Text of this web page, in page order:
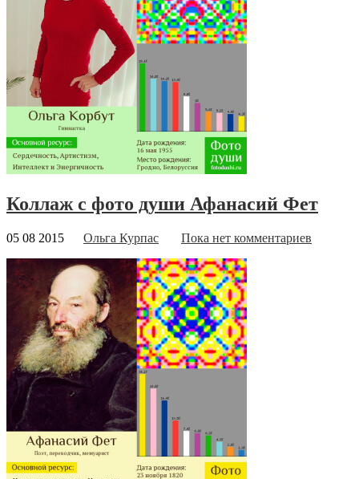
Коллаж с фото души Афанасий Фет
05 08 2015 Ольга Курпас Пока нет комментариев